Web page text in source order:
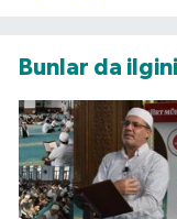
Bunlar da